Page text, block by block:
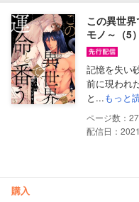
この異世
モノ～（5）
記憶を失い
前に現われ
と...もっと
27
配信日：
購入